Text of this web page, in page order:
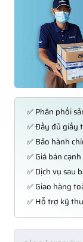
✅ Phân phối
✅ Đầy đủ giấy
✅ Bảo hành
✅ Giá bán
✅ Dịch vụ sau
✅ Giao hàng
✅ Hỗ trợ kỹ